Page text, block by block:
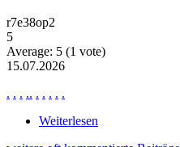
r7e38op2
5
Average: 5 (1 vote)
15.07.2026
. . . .. . . . . .
Weiterlesen